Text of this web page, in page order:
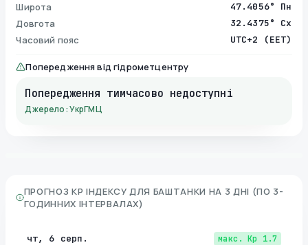
Широта
47.4056° Пн
Довгота 32.4375° Сх
Часовий пояс UTC+2 (EET)
Попередження від гідрометцентру
Попередження тимчасово недоступні
Джерело: УкрГМЦ
ПРОГНОЗ KP ІНДЕКСУ ДЛЯ БАШТАНКИ НА 3 ДНІ (ПО 3-
ГОДИННИХ ІНТЕРВАЛАХ)
чт, 6 серп. макс. Kp 1.7